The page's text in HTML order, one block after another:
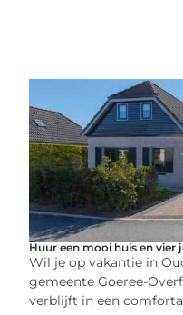
Huur een mooi huis en vier
Wil je op vakantie in
gemeente Goeree-
verblijft in een